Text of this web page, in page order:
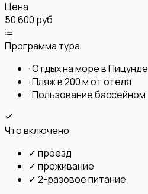
Цена
50 600 руб
Программа тура
·Отдых на море в Пицунде
·Пляж в 200 м от отеля
·Пользование бассейном
Что включено
✓ проезд
✓ проживание
✓ 2-разовое питание